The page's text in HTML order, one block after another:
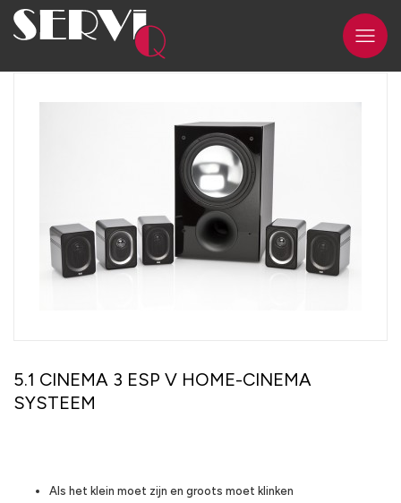
5.1 CINEMA 3 ESP V HOME-CINEMA
SYSTEEM
Als het klein moet zijn en groots moet klinken